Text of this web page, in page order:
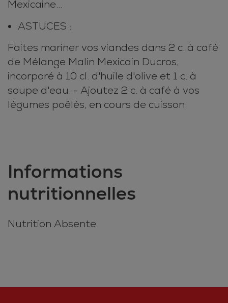
Mexicaine...
ASTUCES :
Faites mariner vos viandes dans 2 c. à café
de Mélange Malin Mexicain Ducros,
incorporé à 10 cl. d'huile d'olive et 1 c. à
soupe d'eau. - Ajoutez 2 c. à café à vos
légumes poêlés, en cours de cuisson.
Informations
nutritionnelles
Nutrition Absente